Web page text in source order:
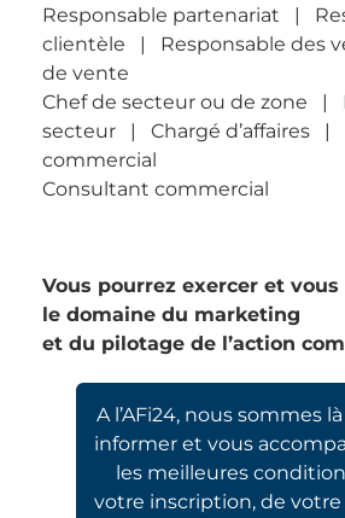
Responsable partenariat |
clientèle | Responsable des
de vente
Chef de secteur ou de zone |
secteur | Chargé d’affaires |
commercial
Consultant commercial
Vous pourrez exercer et
le domaine du marketing
et du pilotage de l’action
A l’AFi24, nous sommes
informer et vous
les meilleures
votre inscription, de